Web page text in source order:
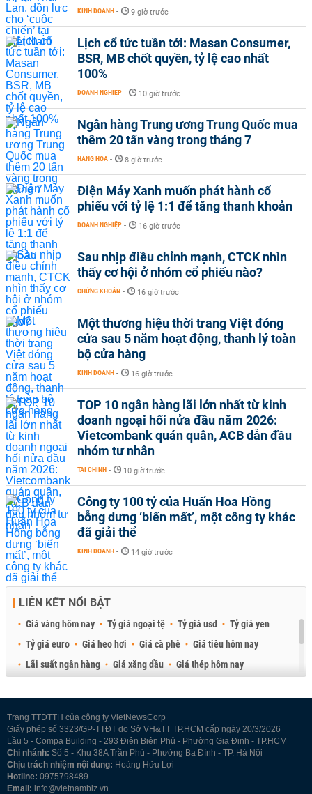
KINH DOANH - 9 giờ trước
Lịch cổ tức tuần tới: Masan Consumer,
BSR, MB chốt quyền, tỷ lệ cao nhất
100%
DOANH NGHIỆP - 10 giờ trước
Ngân hàng Trung ương Trung Quốc mua
thêm 20 tấn vàng trong tháng 7
HÀNG HÓA - 8 giờ trước
Điện Máy Xanh muốn phát hành cổ
phiếu với tỷ lệ 1:1 để tăng thanh khoản
DOANH NGHIỆP - 16 giờ trước
Sau nhịp điều chỉnh mạnh, CTCK nhìn
thấy cơ hội ở nhóm cổ phiếu nào?
CHỨNG KHOÁN - 16 giờ trước
Một thương hiệu thời trang Việt đóng
cửa sau 5 năm hoạt động, thanh lý toàn
bộ cửa hàng
KINH DOANH - 16 giờ trước
TOP 10 ngân hàng lãi lớn nhất từ kinh
doanh ngoại hối nửa đầu năm 2026:
Vietcombank quán quân, ACB dẫn đầu
nhóm tư nhân
TÀI CHÍNH - 10 giờ trước
Công ty 100 tỷ của Huấn Hoa Hồng
bỗng dưng ‘biến mất’, một công ty khác
đã giải thể
KINH DOANH - 14 giờ trước
LIÊN KẾT NỔI BẬT
Giá vàng hôm nay Tỷ giá ngoại tệ Tỷ giá usd
Tỷ giá yen
Tỷ giá euro
Giá heo hơi Giá cà phê
Giá tiêu hôm nay
Lãi suất ngân hàng
Giá xăng dầu
Giá thép hôm nay
Trang TTĐTTH của công ty VietNewsCorp
Giấy phép số 3323/GP-TTĐT do Sở VH&TT TP.HCM cấp ngày 20/3/2026
Lầu 5 - Compa Building - 293 Điện Biên Phủ - Phường Gia Định - TP.HCM
Chi nhánh: Số 5 - Khu 38A Trần Phú - Phường Ba Đình - TP. Hà Nội
Chịu trách nhiệm nội dung: Hoàng Hữu Lợi
Hotline: 0975798489
Email: info@vietnambiz.vn